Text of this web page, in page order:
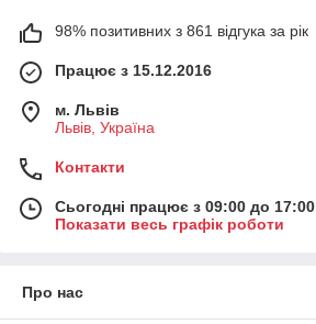
98% позитивних з 861 відгука за рік
Працює з 15.12.2016
м. Львів
Львів, Україна
Контакти
Сьогодні працює з 09:00 до 17:00
Показати весь графік роботи
Про нас